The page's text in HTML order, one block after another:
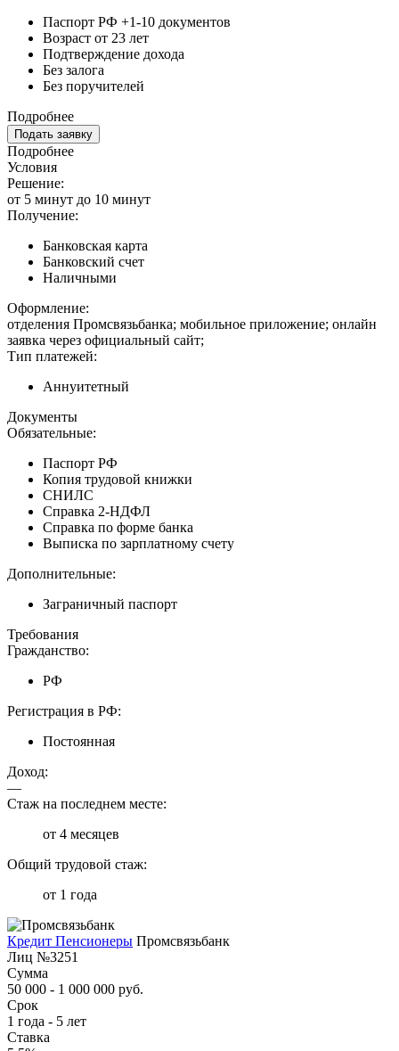
Паспорт РФ +1-10 документов
Возраст от 23 лет
Подтверждение дохода
Без залога
Без поручителей
Подробнее
Подать заявку
Подробнее
Условия
Решение:
от 5 минут до 10 минут
Получение:
Банковская карта
Банковский счет
Наличными
Оформление:
отделения Промсвязьбанка; мобильное приложение; онлайн
заявка через официальный сайт;
Тип платежей:
Аннуитетный
Документы
Обязательные:
Паспорт РФ
Копия трудовой книжки
СНИЛС
Справка 2-НДФЛ
Справка по форме банка
Выписка по зарплатному счету
Дополнительные:
Заграничный паспорт
Требования
Гражданство:
РФ
Регистрация в РФ:
Постоянная
Доход:
—
Стаж на последнем месте:
от 4 месяцев
Общий трудовой стаж:
от 1 года
Кредит Пенсионеры Промсвязьбанк
Лиц №3251
Сумма
50 000 - 1 000 000 руб.
Срок
1 года - 5 лет
Ставка